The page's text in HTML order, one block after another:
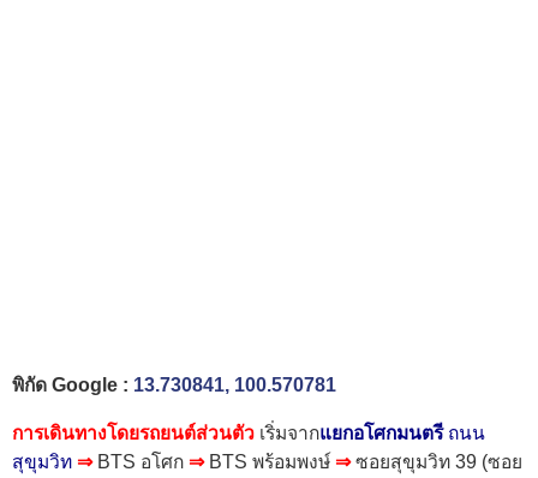
พิกัด Google : 13.730841, 100.570781
การเดินทางโดยรถยนต์ส่วนตัว เริ่มจากแยกอโศกมนตรี ถนน
สุขุมวิท ⇒ BTS อโศก ⇒ BTS พร้อมพงษ์ ⇒ซอยสุขุมวิท 39 (ซอย